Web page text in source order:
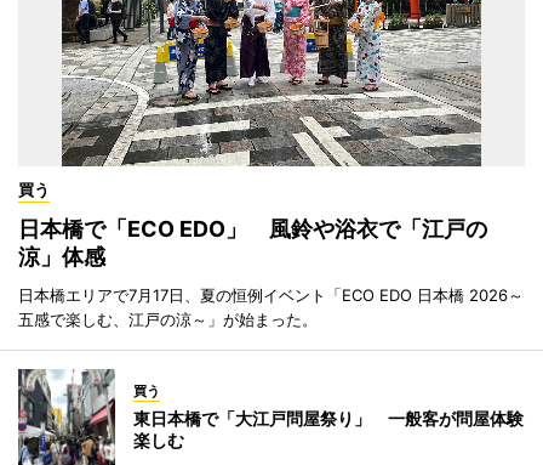
買う
日本橋で「ECO EDO」 風鈴や浴衣で「江戸の
涼」体感
日本橋エリアで7月17日、夏の恒例イベント「ECO EDO 日本橋 2026～
五感で楽しむ、江戸の涼～」が始まった。
買う
東日本橋で「大江戸問屋祭り」 一般客が問屋体験
楽しむ